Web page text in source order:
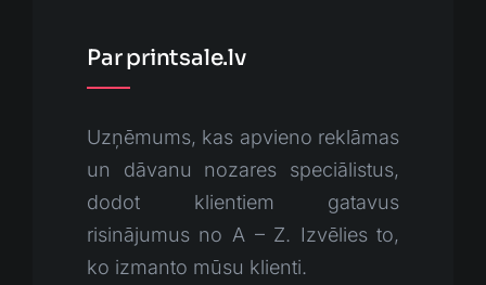
Par printsale.lv
Uzņēmums, kas apvieno reklāmas
un dāvanu nozares speciālistus,
dodot klientiem gatavus
risinājumus no A – Z. Izvēlies to,
ko izmanto mūsu klienti.